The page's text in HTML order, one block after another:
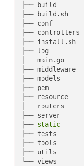
├── build
├── build.sh
├── conf
├── controllers
├── install.sh
├── log
├── main.go
├── middleware
├── models
├── pem
├── resource
├── routers
├── server
├── static
├── tests
├── tools
├── utils